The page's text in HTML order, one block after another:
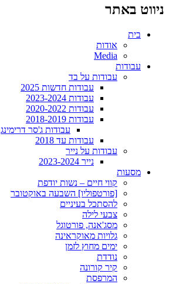
ניווט באתר
בית
אודות
Media
עבודות
עבודות על בד
עבודות חדשות 2025
עבודות 2023-2024
עבודות 2020-2022
עבודות 2018-2019
עבודות ג'סר דרימינג
עבודות עד 2018
עבודות על נייר
נייר 2023-2024
מסעות
קווי חיים – נשות יודפת
[פורטפוליו] השבעה באוקטובר
להסתכל בעיניים
צבעי לילה
מסג'אנה, פורטוגל
גלויות מאוקראינה
ימים מחוץ לזמן
נודדת
קיר קורונה
המרפסת